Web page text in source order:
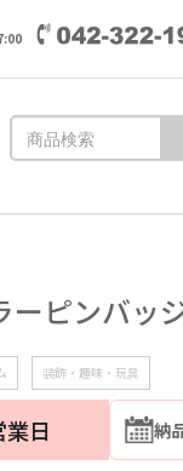
ーピンバッ
装飾・趣味・玩具
日 納